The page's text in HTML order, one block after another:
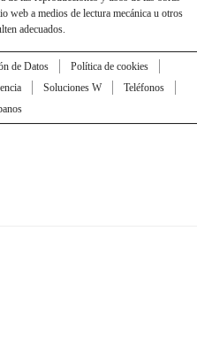
web a medios de lectura mecánica u otros
adecuados.
de Datos
Política de cookies
Soluciones W
Teléfonos